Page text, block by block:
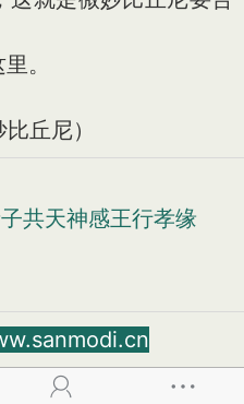
。
丘尼）
共天神感王行孝缘